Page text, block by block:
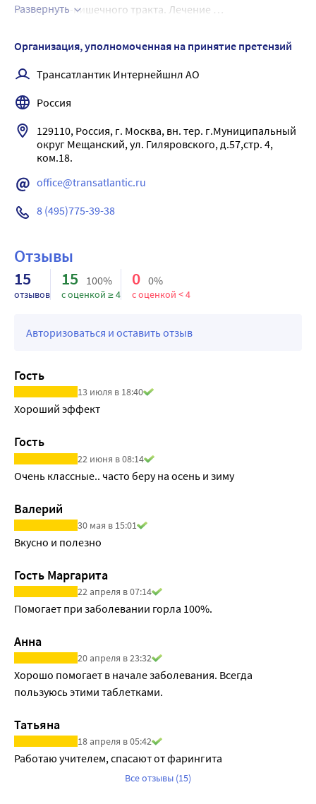
желудочно-кишечного тракта. Лечение
Развернуть
Организация, уполномоченная на принятие претензий
Трансатлантик Интернейшнл АО
Россия
129110, Россия, г. Москва, вн. тер. г.Муниципальный
округ Мещанский, ул. Гиляровского, д.57,стр. 4,
office@transatlantic.ru
8 (495)775-39-38
Отзывы
15
отзывов
15 100%
с оценкой ≥ 4
0 0%
с оценкой < 4
Авторизоваться и оставить отзыв
Гость
13 июля в 18:40
Хороший эффект
Гость
22 июня в 08:14
Очень классные.. часто беру на осень и зиму
Валерий
30 мая в 15:01
Вкусно и полезно
Гость Маргарита
22 апреля в 07:14
Помогает при заболевании горла 100%.
Анна
20 апреля в 23:32
Хорошо помогает в начале заболевания. Всегда
пользуюсь этими таблетками.
Татьяна
18 апреля в 05:42
Работаю учителем, спасают от фарингита
Все отзывы (15)